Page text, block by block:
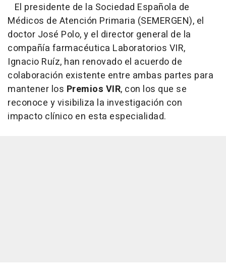
El presidente de la Sociedad Española de
Médicos de Atención Primaria (SEMERGEN), el
doctor José Polo, y el director general de la
compañía farmacéutica Laboratorios VIR,
Ignacio Ruíz, han renovado el acuerdo de
colaboración existente entre ambas partes para
mantener los Premios VIR, con los que se
reconoce y visibiliza la investigación con
impacto clínico en esta especialidad.